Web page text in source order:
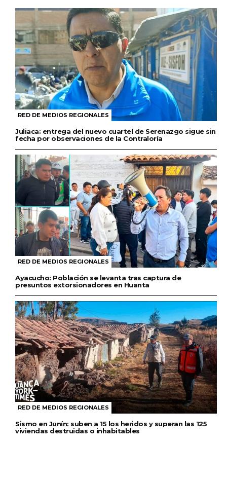
RED DE MEDIOS REGIONALES
Juliaca: entrega del nuevo cuartel de Serenazgo sigue sin
fecha por observaciones de la Contraloría
RED DE MEDIOS REGIONALES
Ayacucho: Población se levanta tras captura de
presuntos extorsionadores en Huanta
RED DE MEDIOS REGIONALES
Sismo en Junín: suben a 15 los heridos y superan las 125
viviendas destruidas o inhabitables